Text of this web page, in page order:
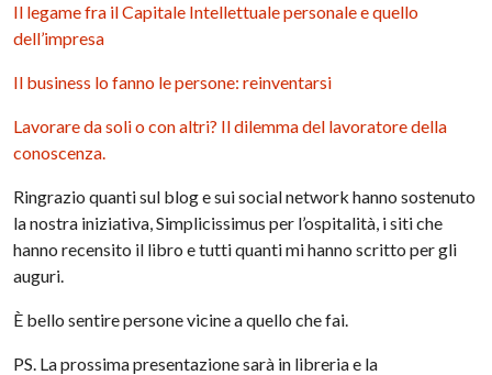
Il legame fra il Capitale Intellettuale personale e quello
dell’impresa
Il business lo fanno le persone: reinventarsi
Lavorare da soli o con altri? Il dilemma del lavoratore della
conoscenza.
Ringrazio quanti sul blog e sui social network hanno sostenuto
la nostra iniziativa, Simplicissimus per l’ospitalità, i siti che
hanno recensito il libro e tutti quanti mi hanno scritto per gli
auguri.
È bello sentire persone vicine a quello che fai.
PS. La prossima presentazione sarà in libreria e la